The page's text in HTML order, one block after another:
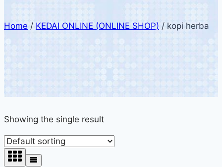
Home / KEDAI ONLINE (ONLINE SHOP) / kopi herba
Showing the single result